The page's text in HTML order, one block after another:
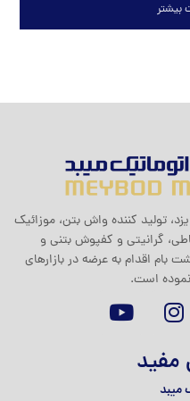
بیشتر
تولید کننده واش بتن، موزائیک
گرانیتی و کفپوش بتنی و
بام اقدام به عرضه در بازارهای
است.
مفید
میبد